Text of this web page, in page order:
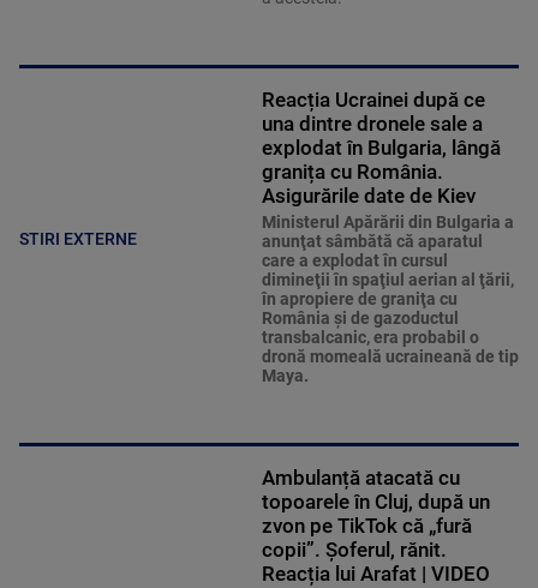
STIRI EXTERNE
Reacția Ucrainei după ce
una dintre dronele sale a
explodat în Bulgaria, lângă
granița cu România.
Asigurările date de Kiev
Ministerul Apărării din Bulgaria a
anunţat sâmbătă că aparatul
care a explodat în cursul
dimineţii în spaţiul aerian al ţării,
în apropiere de graniţa cu
România şi de gazoductul
transbalcanic, era probabil o
dronă momeală ucraineană de tip
Maya.
Ambulanță atacată cu
topoarele în Cluj, după un
zvon pe TikTok că „fură
copii”. Șoferul, rănit.
Reacția lui Arafat | VIDEO